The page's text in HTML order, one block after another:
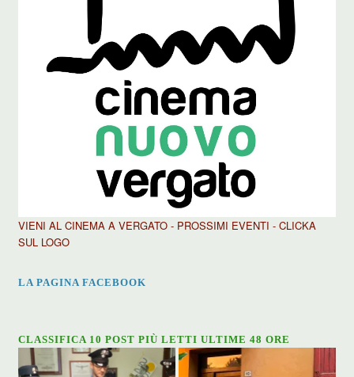
VIENI AL CINEMA A VERGATO - PROSSIMI EVENTI - CLICKA
SUL LOGO
LA PAGINA FACEBOOK
CLASSIFICA 10 POST PIÙ LETTI ULTIME 48 ORE